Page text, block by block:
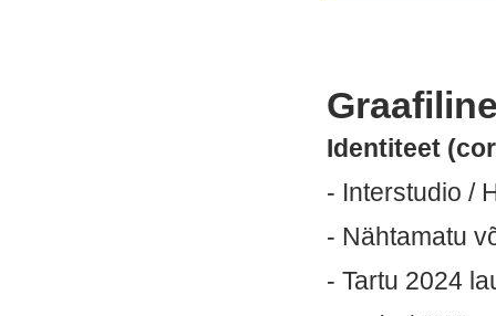
Identiteet
- Interstudio /
- Nähtamatu
- Tartu 2024